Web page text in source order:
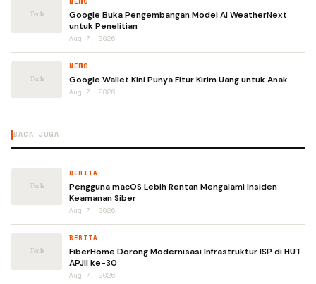
Google Buka Pengembangan Model AI WeatherNext
untuk Penelitian
Aug 7, 2026
NEWS
Google Wallet Kini Punya Fitur Kirim Uang untuk Anak
Aug 7, 2026
BACA JUGA
BERITA
Pengguna macOS Lebih Rentan Mengalami Insiden
Keamanan Siber
Aug 7, 2026
BERITA
FiberHome Dorong Modernisasi Infrastruktur ISP di HUT
APJII ke-30
Aug 7, 2026